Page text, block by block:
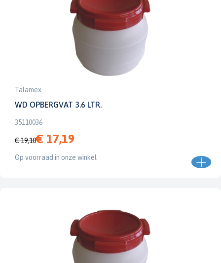
Talamex
WD OPBERGVAT 3.6 LTR.
35110036
€ 19,10€ 17,19
Op voorraad in onze winkel